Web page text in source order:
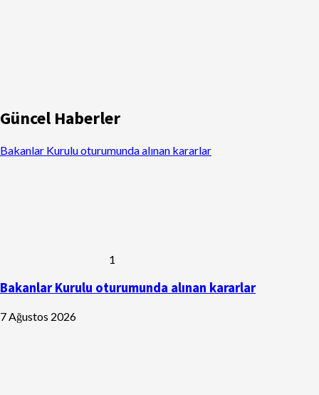
Güncel Haberler
Bakanlar Kurulu oturumunda alınan kararlar
1
Bakanlar Kurulu oturumunda alınan kararlar
7 Ağustos 2026